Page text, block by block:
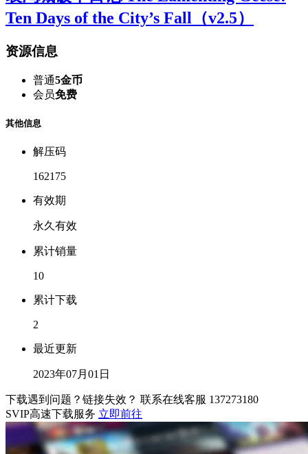
Ten Days of the City’s Fall（v2.5）
资源信息
普通5金币
会员免费
其他信息
解压码
162175
有效期
永久有效
累计销量
10
累计下载
2
最近更新
2023年07月01日
下载遇到问题？链接失效？ 联系在线客服 137273180
SVIP高速下载服务 立即前往